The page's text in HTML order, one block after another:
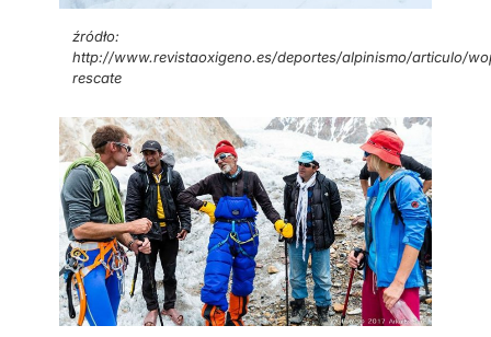
źródło:
http://www.revistaoxigeno.es/deportes/alpinismo/articulo/
rescate